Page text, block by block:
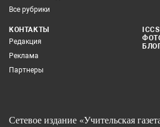
Все рубрики
КОНТАКТЫ
Редакция
Реклама
Партнеры
ICCS
Сетевое издание «Учительская